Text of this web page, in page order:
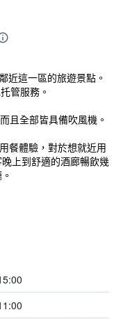
近這一區的旅遊景點。
管服務。
且全部皆具備吹風機。
餐體驗，對於想就近用
上到舒適的酒廊暢飲幾